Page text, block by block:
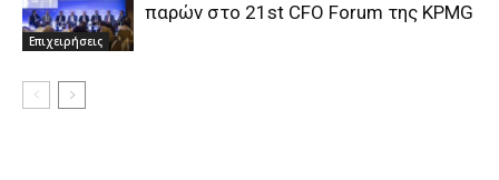
Επιχειρήσεις
παρών στο 21st CFO Forum της KPMG